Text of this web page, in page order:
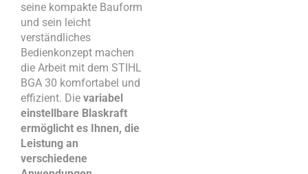
seine kompakte Bauform
und sein leicht
verständliches
Bedienkonzept machen
die Arbeit mit dem STIHL
BGA 30 komfortabel und
effizient. Die variabel
einstellbare Blaskraft
ermöglicht es Ihnen, die
Leistung an
verschiedene